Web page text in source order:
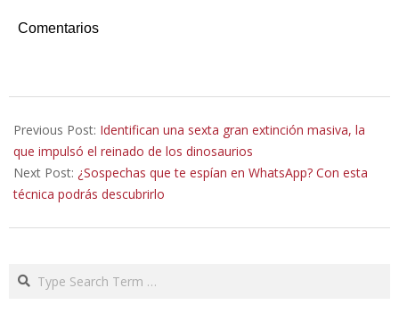
Comentarios
09-
17
Previous Post: Identifican una sexta gran extinción masiva, la
que impulsó el reinado de los dinosaurios
Next Post: ¿Sospechas que te espían en WhatsApp? Con esta
técnica podrás descubrirlo
Search